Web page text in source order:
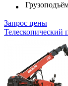
Запрос цены
Телескопический